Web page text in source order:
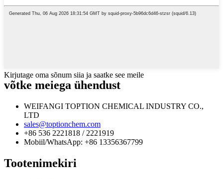
Kirjutage oma sõnum siia ja saatke see meile
võtke meiega ühendust
WEIFANGI TOPTION CHEMICAL INDUSTRY CO.,
LTD
sales@toptionchem.com
+86 536 2221818 / 2221919
Mobiil/WhatsApp: +86 13356367799
Tootenimekiri